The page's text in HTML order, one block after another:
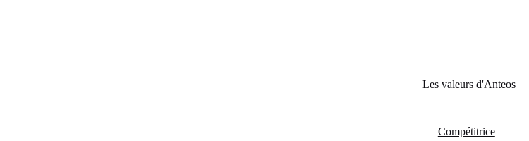
Les valeurs d'Anteos
Compétitrice